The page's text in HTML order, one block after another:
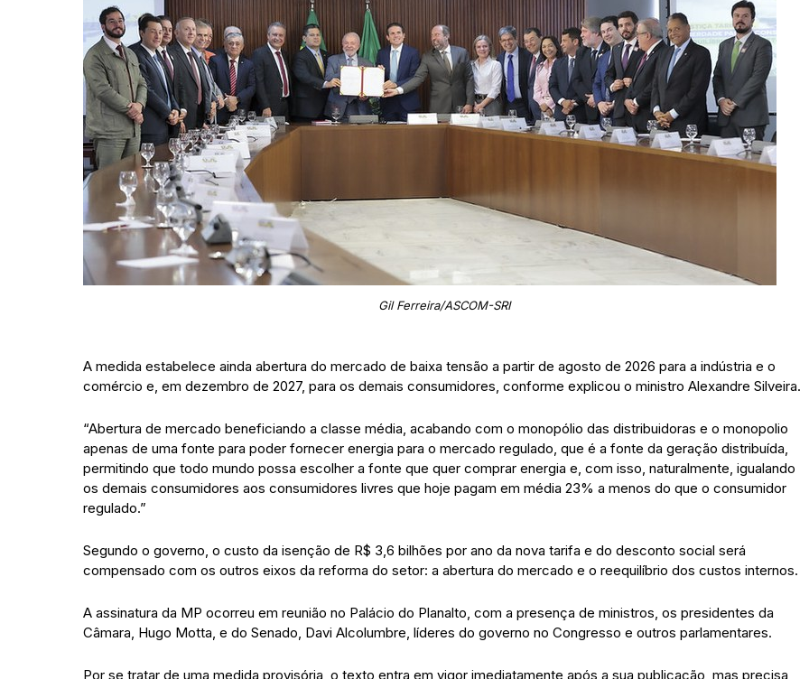
Gil Ferreira/ASCOM-SRI
A medida estabelece ainda abertura do mercado de baixa tensão a partir de agosto de 2026 para a indústria e o
comércio e, em dezembro de 2027, para os demais consumidores, conforme explicou o ministro Alexandre Silveira.
“Abertura de mercado beneficiando a classe média, acabando com o monopólio das distribuidoras e o monopolio
apenas de uma fonte para poder fornecer energia para o mercado regulado, que é a fonte da geração distribuída,
permitindo que todo mundo possa escolher a fonte que quer comprar energia e, com isso, naturalmente, igualando
os demais consumidores aos consumidores livres que hoje pagam em média 23% a menos do que o consumidor
regulado.”
Segundo o governo, o custo da isenção de R$ 3,6 bilhões por ano da nova tarifa e do desconto social será
compensado com os outros eixos da reforma do setor: a abertura do mercado e o reequilíbrio dos custos internos.
A assinatura da MP ocorreu em reunião no Palácio do Planalto, com a presença de ministros, os presidentes da
Câmara, Hugo Motta, e do Senado, Davi Alcolumbre, líderes do governo no Congresso e outros parlamentares.
Por se tratar de uma medida provisória, o texto entra em vigor imediatamente após a sua publicação, mas precisa